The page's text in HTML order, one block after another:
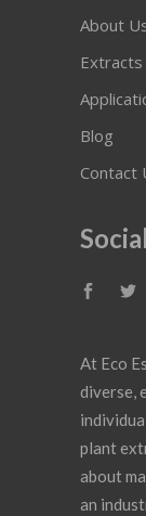
About
Extracts
Blog
Contact
At Eco
diverse,
plant
about
an